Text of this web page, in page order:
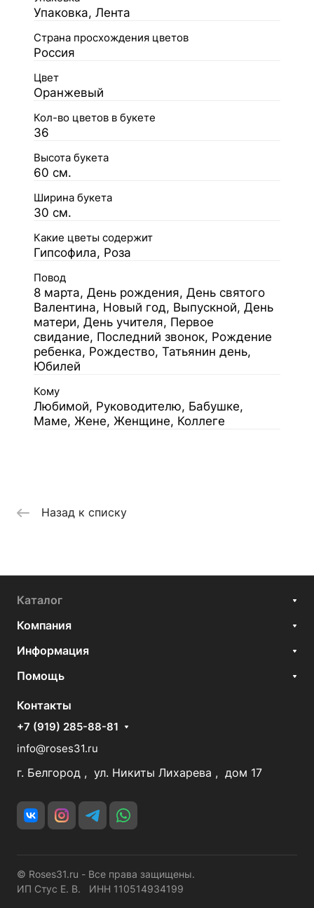
Упаковка, Лента
Страна просхождения цветов
Россия
Цвет
Оранжевый
Кол-во цветов в букете
36
Высота букета
60 см.
Ширина букета
30 см.
Какие цветы содержит
Гипсофила, Роза
Повод
8 марта, День рождения, День святого
Валентина, Новый год, Выпускной, День
матери, День учителя, Первое
свидание, Последний звонок, Рождение
ребенка, Рождество, Татьянин день,
Юбилей
Кому
Любимой, Руководителю, Бабушке,
Маме, Жене, Женщине, Коллеге
Назад к списку
Каталог
Компания
Информация
Помощь
Контакты
+7 (919) 285-88-81
info@roses31.ru
г. Белгород , ул. Никиты Лихарева , дом 17
© Roses31.ru - Все права защищены.
ИП Стус Е. В. ИНН 110514934199